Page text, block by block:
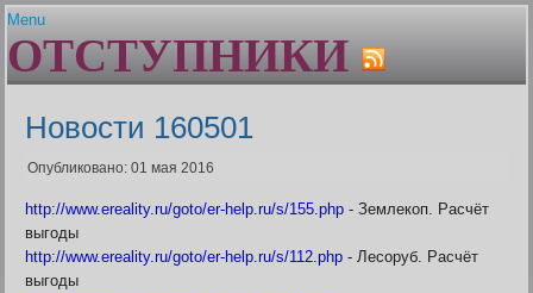
Menu
Главная
Устав
Плагин Er-help Extension
Шаржи на персонажей Граней
FAQ по Er-help Extension
Политика плагина
Гайды и сервисы
Геолог. Расчёт выгоды
Гос вещей
ОТСТУПНИКИ
Новости 160501
Опубликовано: 01 мая 2016
http://www.ereality.ru/goto/er-help.ru/s/155.php - Землекоп. Расчёт
выгоды
http://www.ereality.ru/goto/er-help.ru/s/112.php - Лесоруб. Расчёт
выгоды